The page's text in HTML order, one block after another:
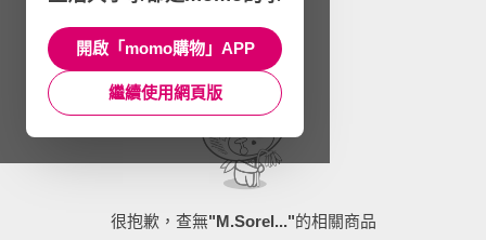
很抱歉，查無"M.Sorel..."的相關商品
開啟「momo購物」APP
繼續使用網頁版